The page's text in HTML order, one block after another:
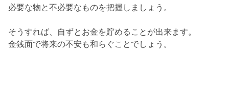
必要な物と不必要なものを把握しましょう。
そうすれば、自ずとお金を貯めることが出来ます。
金銭面で将来の不安も和らぐことでしょう。